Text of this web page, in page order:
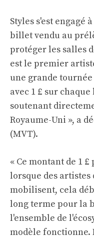
Styles s'est engagé
billet vendu au
protéger les salles
est le premier
une grande tournée
avec 1 £ sur
soutenant
Royaume-Uni », a
(MVT).
« Ce montant de 1
lorsque des artistes
mobilisent, cela
long terme pour la
l'ensemble de
modèle fonctionne.